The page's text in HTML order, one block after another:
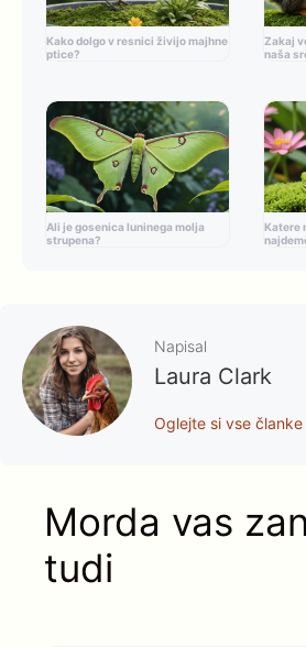
Kako dolgo v resnici živijo majhne
ptice?
Zakaj
naša
Ali je gosenica luninega molja
strupena?
Katere
Napisal
Laura Clark
Oglejte si vse članke
Morda vas
tudi